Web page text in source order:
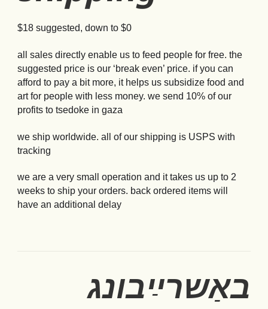
$18 suggested, down to $0
all sales directly enable us to feed people for free. the
suggested price is our ‘break even’ price. if you can
afford to pay a bit more, it helps us subsidize food and
art for people with less money. we send 10% of our
profits to tsedoke in gaza
we ship worldwide. all of our shipping is USPS with
tracking
we are a very small operation and it takes us up to 2
weeks to ship your orders. back ordered items will
have an additional delay
באַשרײַבונג